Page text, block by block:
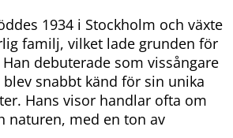
1934 i Stockholm och växte
familj, vilket lade grunden för
debuterade som vissångare
snabbt känd för sin unika
Hans visor handlar ofta om
naturen, med en ton av